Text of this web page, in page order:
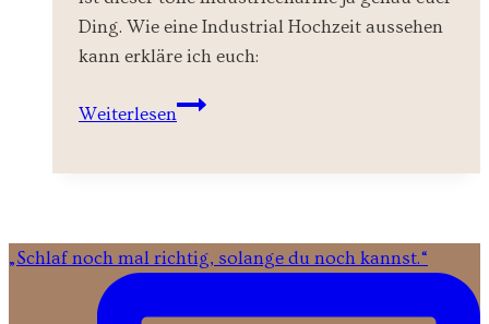
Ding. Wie eine Industrial Hochzeit aussehen
kann erkläre ich euch:
Weiterlesen
Industrial
„Schlaf noch mal richtig, solange du noch kannst.“